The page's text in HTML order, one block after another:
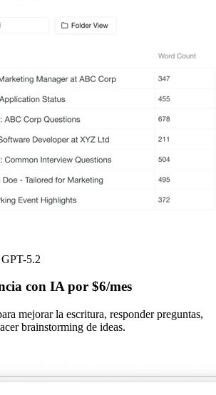
5.2
con IA por $6/mes
mejorar la escritura, responder preguntas,
brainstorming de ideas.